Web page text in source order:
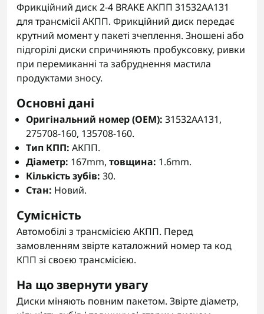
Фрикційний диск 2-4 BRAKE АКПП 31532AA131
для трансмісії АКПП. Фрикційний диск передає
крутний момент у пакеті зчеплення. Зношені або
підгорілі диски спричиняють пробуксовку, ривки
при перемиканні та забруднення мастила
продуктами зносу.
Основні дані
Оригінальний номер (OEM): 31532AA131,
275708-160, 135708-160.
Тип КПП: АКПП.
Діаметр: 167mm, товщина: 1.6mm.
Кількість зубів: 30.
Стан: Новий.
Сумісність
Автомобілі з трансмісією АКПП. Перед
замовленням звірте каталожний номер та код
КПП зі своєю трансмісією.
На що звернути увагу
Диски міняють повним пакетом. Звірте діаметр,